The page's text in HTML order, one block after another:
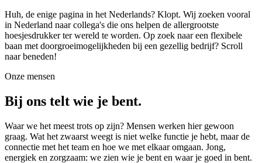
Huh, de enige pagina in het Nederlands? Klopt. Wij zoeken vooral
in Nederland naar collega's die ons helpen de allergrootste
hoesjesdrukker ter wereld te worden. Op zoek naar een flexibele
baan met doorgroeimogelijkheden bij een gezellig bedrijf? Scroll
naar beneden!
Onze mensen
Bij ons telt wie je bent.
Waar we het meest trots op zijn? Mensen werken hier gewoon
graag. Wat het zwaarst weegt is niet welke functie je hebt, maar de
connectie met het team en hoe we met elkaar omgaan. Jong,
energiek en zorgzaam: we zien wie je bent en waar je goed in bent.